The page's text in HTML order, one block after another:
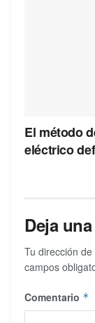
El método
eléctrico
Deja
Tu dirección
campos
Comentario *